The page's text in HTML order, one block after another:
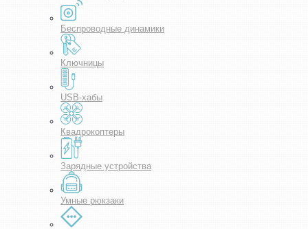
Беспроводные динамики
Ключницы
USB-хабы
Квадрокоптеры
Зарядные устройства
Умные рюкзаки